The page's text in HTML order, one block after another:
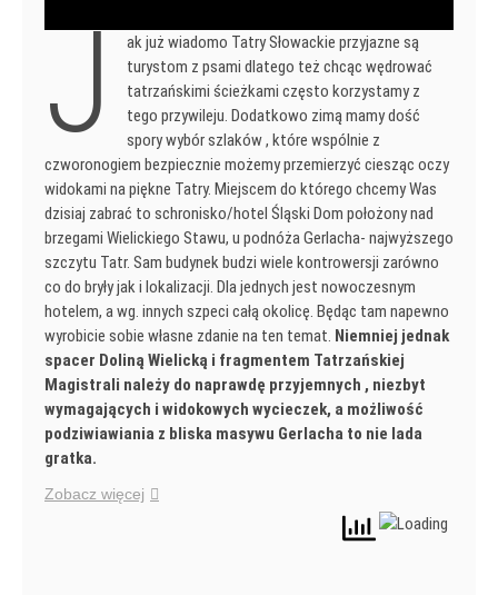
J
ak już wiadomo Tatry Słowackie przyjazne są
turystom z psami dlatego też chcąc wędrować
tatrzańskimi ścieżkami często korzystamy z
tego przywileju. Dodatkowo zimą mamy dość
spory wybór szlaków , które wspólnie z
czworonogiem bezpiecznie możemy przemierzyć ciesząc oczy
widokami na piękne Tatry. Miejscem do którego chcemy Was
dzisiaj zabrać to schronisko/hotel Śląski Dom położony nad
brzegami Wielickiego Stawu, u podnóża Gerlacha- najwyższego
szczytu Tatr. Sam budynek budzi wiele kontrowersji zarówno
co do bryły jak i lokalizacji. Dla jednych jest nowoczesnym
hotelem, a wg. innych szpeci całą okolicę. Będąc tam napewno
wyrobicie sobie własne zdanie na ten temat. Niemniej jednak
spacer Doliną Wielicką i fragmentem Tatrzańskiej
Magistrali należy do naprawdę przyjemnych , niezbyt
wymagających i widokowych wycieczek, a możliwość
podziwiawiania z bliska masywu Gerlacha to nie lada
gratka.
Zobacz więcej